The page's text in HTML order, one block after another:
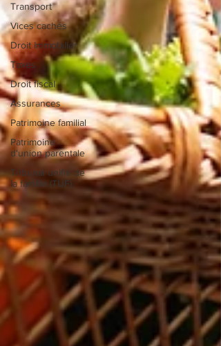
Transport
Vices cachés
Droit immobilier
Taxes
Droit fiscal
Assurances
Patrimoine familial
Patrimoine
d'union parentale
Tribunal unifié de
la famille (TUF)